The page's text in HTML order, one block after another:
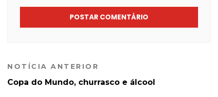
POSTAR COMENTÁRIO
NOTÍCIA ANTERIOR
Copa do Mundo, churrasco e álcool